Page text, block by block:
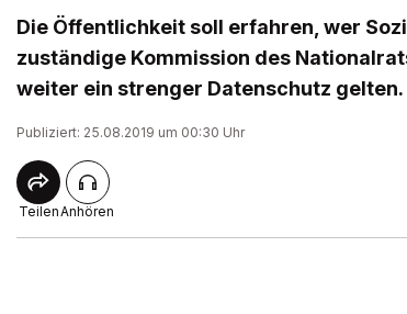
Die Öffentlichkeit soll erfahren, wer
zuständige Kommission des
weiter ein strenger Datenschutz gelten.
Publiziert: 25.08.2019 um 00:30 Uhr
TeilenAnhören